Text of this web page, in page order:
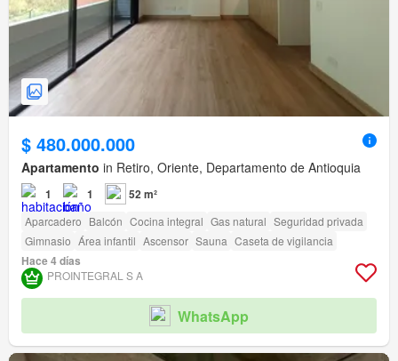
$ 480.000.000
Apartamento in Retiro, Oriente, Departamento de Antioquia
1 1 52 m²
Aparcadero Balcón Cocina integral Gas natural Seguridad privada
Gimnasio Área infantil Ascensor Sauna Caseta de vigilancia
Hace 4 días
PROINTEGRAL S A
WhatsApp